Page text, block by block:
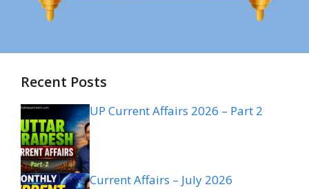
Recent Posts
UP Current Affairs 2026 – Part 2
Current Affairs – July 2026